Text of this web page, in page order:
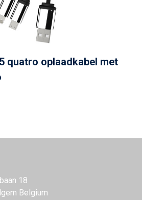
quatro oplaadkabel met
18
Belgium